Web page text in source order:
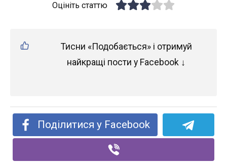
Оцініть статтю
Тисни «Подобається» і отримуй
найкращі пости у Facebook ↓
Поділитися у Facebook